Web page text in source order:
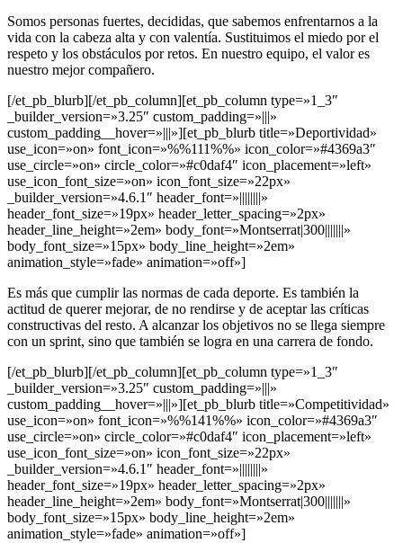
Somos personas fuertes, decididas, que sabemos enfrentarnos a la
vida con la cabeza alta y con valentía. Sustituimos el miedo por el
respeto y los obstáculos por retos. En nuestro equipo, el valor es
nuestro mejor compañero.
[/et_pb_blurb][/et_pb_column][et_pb_column type=»1_3″
_builder_version=»3.25″ custom_padding=»|||»
custom_padding__hover=»|||»][et_pb_blurb title=»Deportividad»
use_icon=»on» font_icon=»%%111%%» icon_color=»#4369a3″
use_circle=»on» circle_color=»#c0daf4″ icon_placement=»left»
use_icon_font_size=»on» icon_font_size=»22px»
_builder_version=»4.6.1″ header_font=»||||||||»
header_font_size=»19px» header_letter_spacing=»2px»
header_line_height=»2em» body_font=»Montserrat|300|||||||»
body_font_size=»15px» body_line_height=»2em»
animation_style=»fade» animation=»off»]
Es más que cumplir las normas de cada deporte. Es también la
actitud de querer mejorar, de no rendirse y de aceptar las críticas
constructivas del resto. A alcanzar los objetivos no se llega siempre
con un sprint, sino que también se logra en una carrera de fondo.
[/et_pb_blurb][/et_pb_column][et_pb_column type=»1_3″
_builder_version=»3.25″ custom_padding=»|||»
custom_padding__hover=»|||»][et_pb_blurb title=»Competitividad»
use_icon=»on» font_icon=»%%141%%» icon_color=»#4369a3″
use_circle=»on» circle_color=»#c0daf4″ icon_placement=»left»
use_icon_font_size=»on» icon_font_size=»22px»
_builder_version=»4.6.1″ header_font=»||||||||»
header_font_size=»19px» header_letter_spacing=»2px»
header_line_height=»2em» body_font=»Montserrat|300|||||||»
body_font_size=»15px» body_line_height=»2em»
animation_style=»fade» animation=»off»]